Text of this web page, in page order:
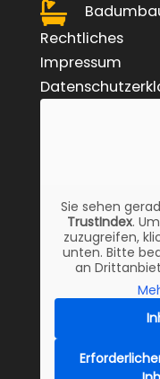
Rechtliches
Impressum
Sie sehen
TrustIndex.
zuzugreifen,
unten. Bitte
an